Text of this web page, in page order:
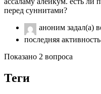
перед суннитами?
аноним задал(а)
последняя
Показано 2 вопроса
Теги